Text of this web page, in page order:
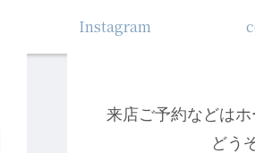
Instagram
来店ご予約などは
どう